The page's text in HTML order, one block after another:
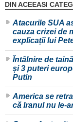
DIN ACEEASI
Atacurile SUA
cauza crizei de
explicații lui
Întâlnire de
și 3 puteri
Putin
America se
că Iranul nu le-